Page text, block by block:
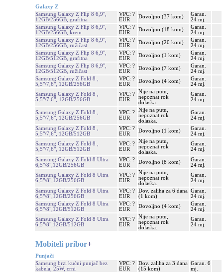
Galaxy Z
Samsung Galaxy Z Flip 8 6,9",
12GB/256GB, grafitna
VPC: ?
EUR
Dovoljno (37 kom)
Garan.
24 mj.
Samsung Galaxy Z Flip 8 6,9",
12GB/256GB, krem
VPC: ?
EUR
Dovoljno (18 kom)
Garan.
24 mj.
Samsung Galaxy Z Flip 8 6,9",
12GB/256GB, ružičast
VPC: ?
EUR
Dovoljno (20 kom)
Garan.
24 mj.
Samsung Galaxy Z Flip 8 6,9",
12GB/512GB, grafitna
VPC: ?
EUR
Dovoljno (1 kom)
Garan.
24 mj.
Samsung Galaxy Z Flip 8 6,9",
12GB/512GB, ružičast
VPC: ?
EUR
Dovoljno (7 kom)
Garan.
24 mj.
Samsung Galaxy Z Fold 8 ,
5,5"/7,6", 12GB/256GB
VPC: ?
EUR
Dovoljno (4 kom)
Garan.
24 mj.
Samsung Galaxy Z Fold 8 ,
5,5"/7,6", 12GB/256GB
VPC: ?
EUR
Nije na putu,
nepoznat rok
dolaska.
Garan.
24 mj.
Samsung Galaxy Z Fold 8 ,
5,5"/7,6", 12GB/256GB
VPC: ?
EUR
Nije na putu,
nepoznat rok
dolaska.
Garan.
24 mj.
Samsung Galaxy Z Fold 8 ,
5,5"/7,6", 12GB/512GB
VPC: ?
EUR
Dovoljno (1 kom)
Garan.
24 mj.
Samsung Galaxy Z Fold 8 ,
5,5"/7,6", 12GB/512GB
VPC: ?
EUR
Nije na putu,
nepoznat rok
dolaska.
Garan.
24 mj.
Samsung Galaxy Z Fold 8 Ultra
6,5"/8",12GB/256GB
VPC: ?
EUR
Dovoljno (8 kom)
Garan.
24 mj.
Samsung Galaxy Z Fold 8 Ultra
6,5"/8",12GB/256GB
VPC: ?
EUR
Nije na putu,
nepoznat rok
dolaska.
Garan.
24 mj.
Samsung Galaxy Z Fold 8 Ultra
6,5"/8",12GB/256GB
VPC: ?
EUR
Dov. zaliha za 6 dana
(1 kom)
Garan.
24 mj.
Samsung Galaxy Z Fold 8 Ultra
6,5"/8",12GB/512GB
VPC: ?
EUR
Dovoljno (4 kom)
Garan.
24 mj.
Samsung Galaxy Z Fold 8 Ultra
6,5"/8",12GB/512GB
VPC: ?
EUR
Nije na putu,
nepoznat rok
dolaska.
Garan.
24 mj.
Mobiteli pribor+
Punjači
Samsung brzi kućni punjač bez
kabela, 25W, crni
VPC: ?
EUR
Dov. zaliha za 3 dana
(15 kom)
Garan. 6
mj.